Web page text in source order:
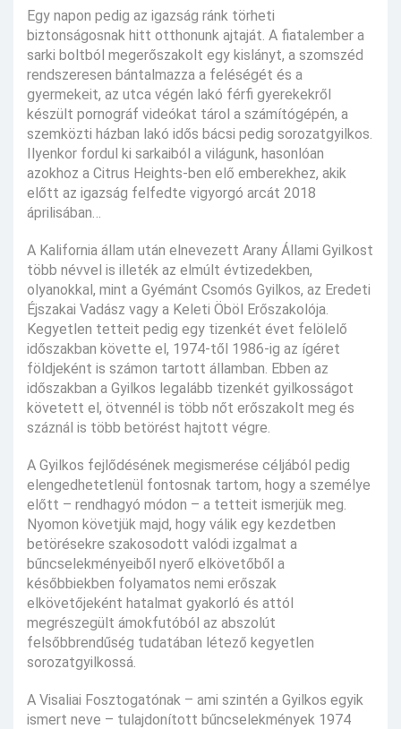
Egy napon pedig az igazság ránk törheti
biztonságosnak hitt otthonunk ajtaját. A fiatalember a
sarki boltból megerőszakolt egy kislányt, a szomszéd
rendszeresen bántalmazza a feléségét és a
gyermekeit, az utca végén lakó férfi gyerekekről
készült pornográf videókat tárol a számítógépén, a
szemközti házban lakó idős bácsi pedig sorozatgyilkos.
Ilyenkor fordul ki sarkaiból a világunk, hasonlóan
azokhoz a Citrus Heights-ben elő emberekhez, akik
előtt az igazság felfedte vigyorgó arcát 2018
áprilisában…
A Kalifornia állam után elnevezett Arany Állami Gyilkost
több névvel is illeték az elmúlt évtizedekben,
olyanokkal, mint a Gyémánt Csomós Gyilkos, az Eredeti
Éjszakai Vadász vagy a Keleti Öböl Erőszakolója.
Kegyetlen tetteit pedig egy tizenkét évet felölelő
időszakban követte el, 1974-től 1986-ig az ígéret
földjeként is számon tartott államban. Ebben az
időszakban a Gyilkos legalább tizenkét gyilkosságot
követett el, ötvennél is több nőt erőszakolt meg és
száznál is több betörést hajtott végre.
A Gyilkos fejlődésének megismerése céljából pedig
elengedhetetlenül fontosnak tartom, hogy a személye
előtt – rendhagyó módon – a tetteit ismerjük meg.
Nyomon követjük majd, hogy válik egy kezdetben
betörésekre szakosodott valódi izgalmat a
bűncselekményeiből nyerő elkövetőből a
későbbiekben folyamatos nemi erőszak
elkövetőjeként hatalmat gyakorló és attól
megrészegült ámokfutóból az abszolút
felsőbbrendűség tudatában létező kegyetlen
sorozatgyilkossá.
A Visaliai Fosztogatónak – ami szintén a Gyilkos egyik
ismert neve – tulajdonított bűncselekmények 1974